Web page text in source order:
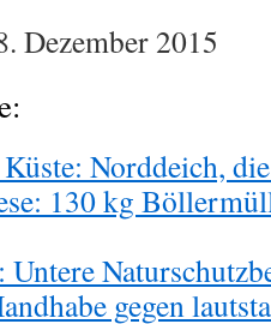
Dezember 2015
Norddeich,
130 kg
gegen